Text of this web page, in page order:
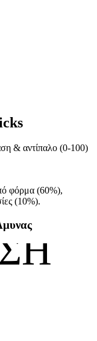
& αντίπαλο (0-100)
φόρμα (60%),
(10%).